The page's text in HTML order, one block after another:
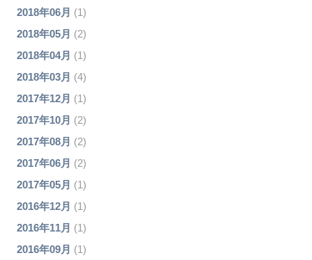
2018年06月 (1)
2018年05月 (2)
2018年04月 (1)
2018年03月 (4)
2017年12月 (1)
2017年10月 (2)
2017年08月 (2)
2017年06月 (2)
2017年05月 (1)
2016年12月 (1)
2016年11月 (1)
2016年09月 (1)